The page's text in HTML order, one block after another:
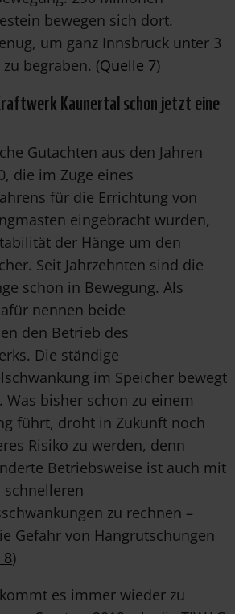
bewegen sich dort.
um ganz Innsbruck unter 3
begraben. (Quelle 7)
Kaunertal schon jetzt eine
Gutachten aus den Jahren
die im Zuge eines
für die Errichtung von
eingebracht wurden,
der Hänge um den
Seit Jahrzehnten sind die
schon in Bewegung. Als
nennen beide
den Betrieb des
Die ständige
im Speicher bewegt
Was bisher schon zu einem
führt, droht in Zukunft noch
Risiko zu werden, denn
Betriebsweise ist auch mit
zu rechnen –
Gefahr von Hangrutschungen
)
es immer wieder zu